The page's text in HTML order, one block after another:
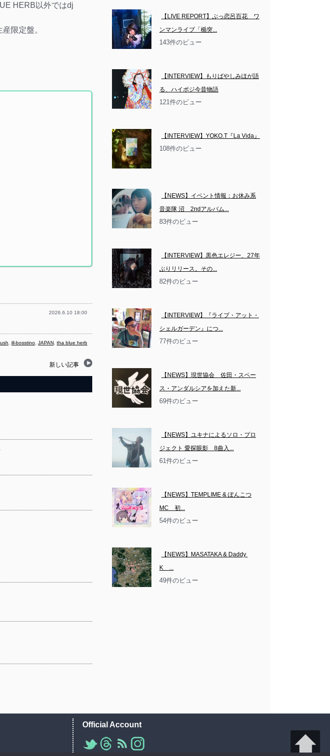
HERB以外ではdj
限定盤。
2026.6.10 18:00
, ill-bosstino, JAPAN, tha blue herb
新しい記事
【LIVE REPORT】ぶっ恋呂百花　ワ
ンマンライブ「楯突...
143件のビュー
【INTERVIEW】もりばやしみほが語
る、ハイポジ今昔物語
121件のビュー
【INTERVIEW】YOKO.T『La Vida』
108件のビュー
【NEWS】イベント情報：お休み系
音楽隊 沼　2ndアルバム...
83件のビュー
【INTERVIEW】黒色エレジー、27年
ぶりリリース。その...
82件のビュー
【INTERVIEW】『ライブ・アット・
シェルガーデン』につ...
77件のビュー
【NEWS】現世協会　佐田・スペー
ス・アンダルシアを加えた新...
69件のビュー
【NEWS】ユキナによるソロ・プロ
ジェクト 愛探眼影　8曲入...
61件のビュー
【NEWS】TEMPLIME & ぽんこつ
MC　初...
54件のビュー
【NEWS】MASATAKA & Daddy
K　...
49件のビュー
Official Account